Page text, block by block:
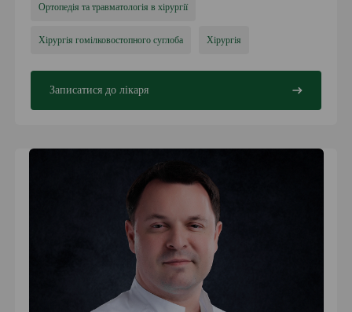
Ортопедія та травматологія в хірургії
Хірургія гомілковостопного суглоба Хірургія
Записатися до лікаря